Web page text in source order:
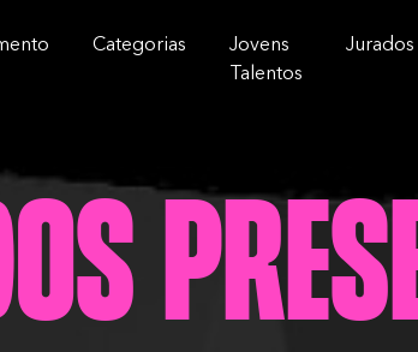
Categorias
Jovens
Talentos
Jurados